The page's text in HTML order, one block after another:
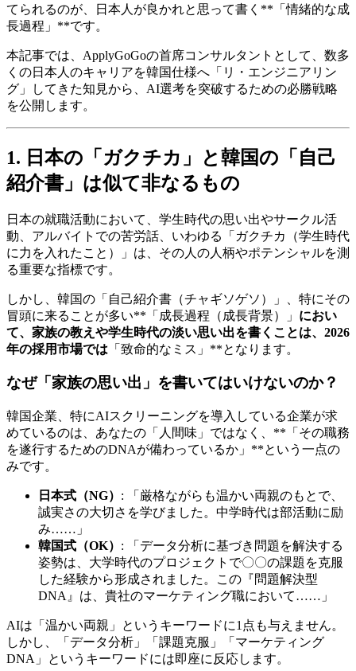
てられるのが、日本人が良かれと思って書く**「情緒的な成
長過程」**です。
本記事では、ApplyGoGoの首席コンサルタントとして、数多
くの日本人のキャリアを韓国仕様へ「リ・エンジニアリン
グ」してきた知見から、AI選考を突破するための必勝戦略
を公開します。
1. 日本の「ガクチカ」と韓国の「自己
紹介書」は似て非なるもの
日本の就職活動において、学生時代の思い出やサークル活
動、アルバイトでの苦労話、いわゆる「ガクチカ（学生時代
に力を入れたこと）」は、その人の人柄やポテンシャルを測
る重要な指標です。
しかし、韓国の「自己紹介書（チャギソゲソ）」、特にその
冒頭に来ることが多い**「成長過程（成長背景）」 におい
て、家族の教えや学生時代の淡い思い出を書くことは、2026
年の採用市場では 「致命的なミス」**となります。
なぜ「家族の思い出」を書いてはいけないのか？
韓国企業、特にAIスクリーニングを導入している企業が求
めているのは、あなたの「人間味」ではなく、**「その職務
を遂行するためのDNAが備わっているか」**という一点の
みです。
日本式（NG） : 「厳格ながらも温かい両親のもとで、
誠実さの大切さを学びました。中学時代は部活動に励
み……」
韓国式（OK） : 「データ分析に基づき問題を解決する
姿勢は、大学時代のプロジェクトで〇〇の課題を克服
した経験から形成されました。この『問題解決型
DNA』は、貴社のマーケティング職において……」
AIは「温かい両親」というキーワードに1点も与えません。
しかし、「データ分析」「課題克服」「マーケティング
DNA」というキーワードには即座に反応します。